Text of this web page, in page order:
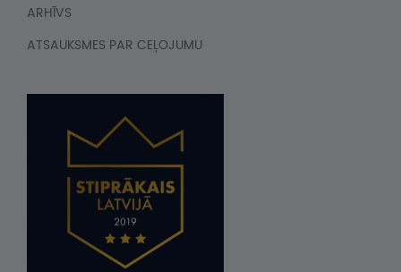
ARHĪVS
ATSAUKSMES PAR CEĻOJUMU